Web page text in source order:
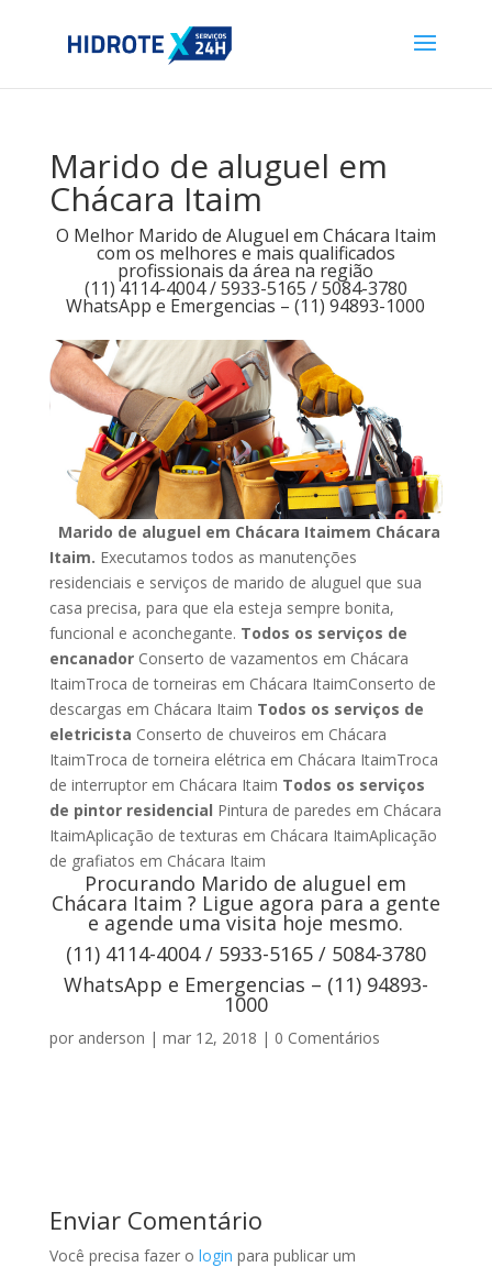
Marido de aluguel em
Chácara Itaim
O Melhor Marido de Aluguel em Chácara Itaim
com os melhores e mais qualificados
profissionais da área na região
(11) 4114-4004 / 5933-5165 / 5084-3780
WhatsApp e Emergencias – (11) 94893-1000
Marido de aluguel em Chácara Itaimem Chácara
Itaim. Executamos todos as manutenções
residenciais e serviços de marido de aluguel que sua
casa precisa, para que ela esteja sempre bonita,
funcional e aconchegante. Todos os serviços de
encanadorConserto de vazamentos em Chácara
ItaimTroca de torneiras em Chácara ItaimConserto de
descargas em Chácara Itaim Todos os serviços de
eletricista Conserto de chuveiros em Chácara
ItaimTroca de torneira elétrica em Chácara ItaimTroca
de interruptor em Chácara Itaim Todos os serviços
de pintor residencial Pintura de paredes em Chácara
ItaimAplicação de texturas em Chácara ItaimAplicação
de grafiatos em Chácara Itaim
Procurando Marido de aluguel em
Chácara Itaim ? Ligue agora para a gente
e agende uma visita hoje mesmo.
(11) 4114-4004 / 5933-5165 / 5084-3780
WhatsApp e Emergencias – (11) 94893-
1000
por anderson | mar 12, 2018 | 0 Comentários
Enviar Comentário
Você precisa fazer o login para publicar um